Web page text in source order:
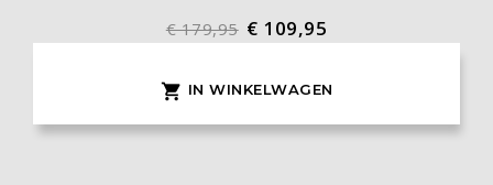
€ 179,95 € 109,95
 IN WINKELWAGEN